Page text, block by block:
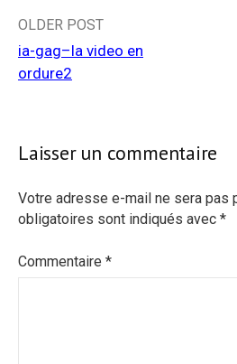
Post
navigation
OLDER POST
ia-gag–la video en
ordure2
Laisser un commentaire
Votre adresse e-mail ne sera pas
obligatoires sont indiqués avec *
Commentaire *